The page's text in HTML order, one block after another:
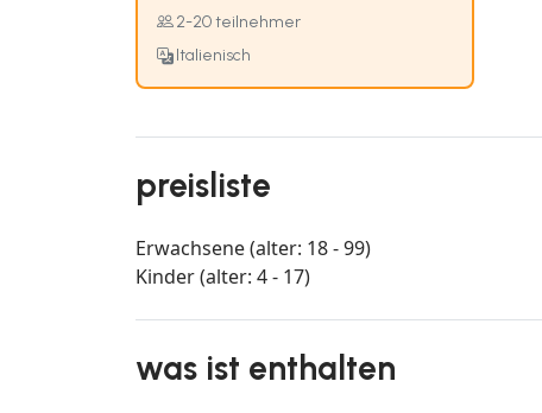
2-20 teilnehmer
Italienisch
preisliste
Erwachsene (alter: 18 - 99)
Kinder (alter: 4 - 17)
was ist enthalten